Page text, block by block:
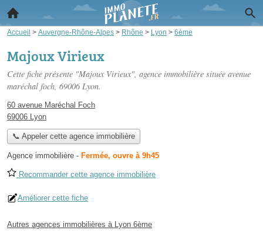
Accueil > Auvergne-Rhône-Alpes > Rhône > Lyon > 6ème
Majoux Virieux
Cette fiche présente "Majoux Virieux", agence immobilière située avenue
maréchal foch, 69006 Lyon.
60 avenue Maréchal Foch
69006 Lyon
📞 Appeler cette agence immobilière
Agence immobilière - Fermée, ouvre à 9h45
Recommander cette agence immobilière
Améliorer cette fiche
Autres agences immobilières à Lyon 6ème